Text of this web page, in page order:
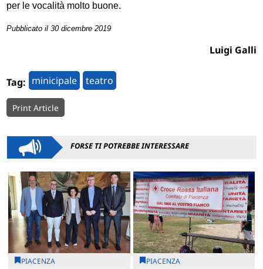
per le vocalità molto buone.
Pubblicato il 30 dicembre 2019
Luigi Galli
Tag: minicipale teatro
Print Article
FORSE TI POTREBBE INTERESSARE
PIACENZA PIACENZA